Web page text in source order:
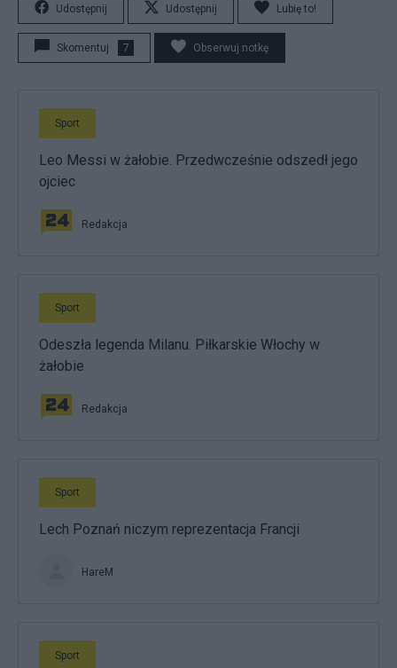
Udostępnij Udostępnij Lubię to!
Skomentuj 7 Obserwuj notkę
Sport
Leo Messi w żałobie. Przedwcześnie odszedł jego
ojciec
Redakcja
Sport
Odeszła legenda Milanu. Piłkarskie Włochy w
żałobie
Redakcja
Sport
Lech Poznań niczym reprezentacja Francji
HareM
Sport